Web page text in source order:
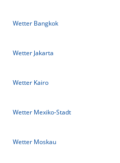
Wetter Bangkok
Wetter Jakarta
Wetter Kairo
Wetter Mexiko-Stadt
Wetter Moskau